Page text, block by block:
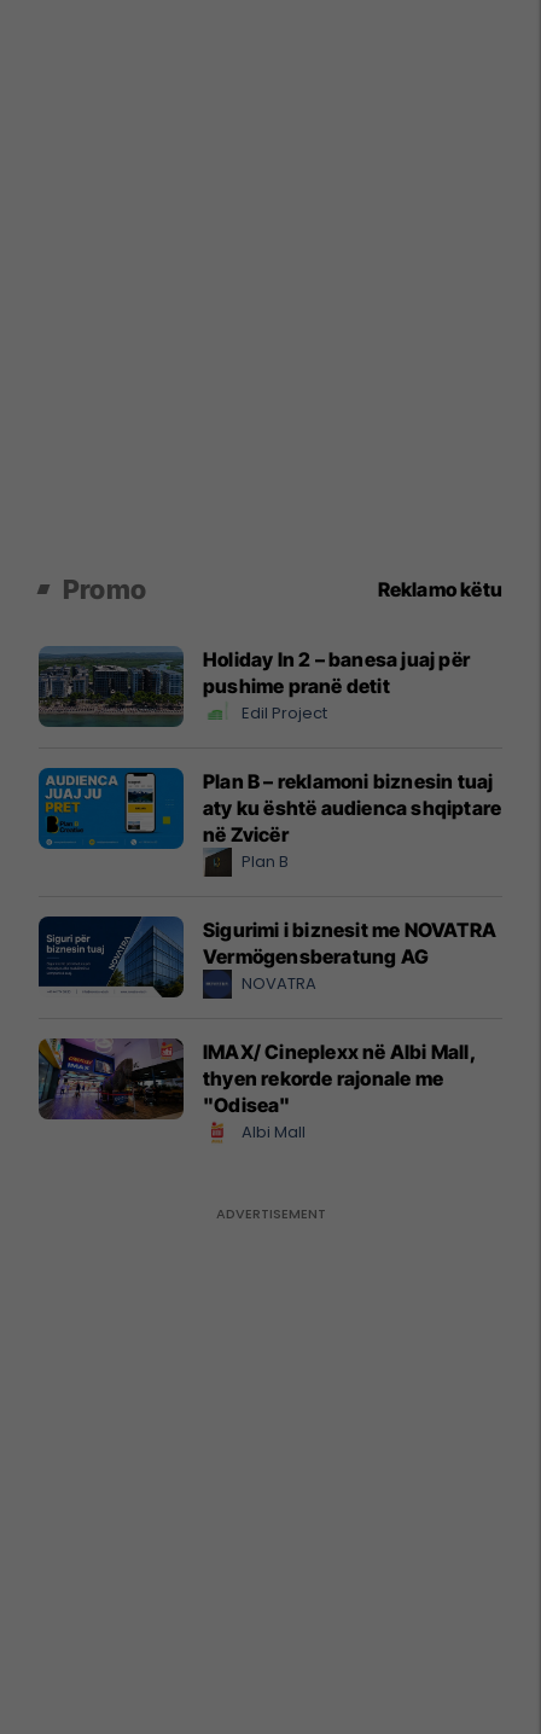
Promo Reklamo këtu
Holiday In 2 – banesa juaj për
pushime pranë detit
Edil Project
Plan B – reklamoni biznesin tuaj
aty ku është audienca shqiptare
në Zvicër
Plan B
Sigurimi i biznesit me NOVATRA
Vermögensberatung AG
NOVATRA
IMAX/ Cineplexx në Albi Mall,
thyen rekorde rajonale me
"Odisea"
Albi Mall